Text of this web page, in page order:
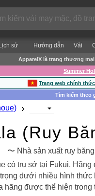
sử Hướng dẫn Vải
ApparelX là trang thương
Summer
Trang web chính
Tìm kiếm theo
›
(Ruy
〜 Nhà sản xuất ruy
có trụ sở tại Fukui.
dưới nhiều hình
hãng được thể hiện trong